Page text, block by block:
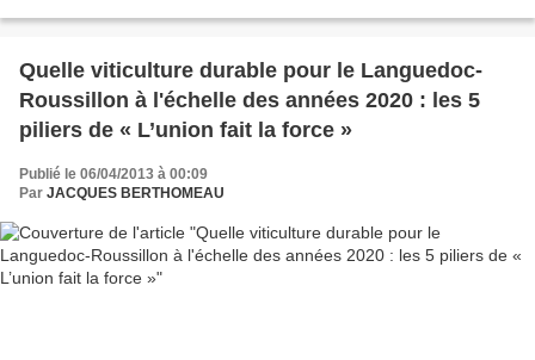
Quelle viticulture durable pour le Languedoc-
Roussillon à l'échelle des années 2020 : les 5
piliers de « L’union fait la force »
Publié le 06/04/2013 à 00:09
Par JACQUES BERTHOMEAU